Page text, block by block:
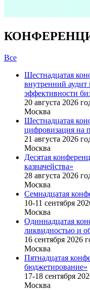
Все
Шестнадцатая
внутренний
эффективности
20 августа 2026
Москва
Шестнадцатая
цифровизация на
21 августа 2026
Москва
Десятая
казначейства»
28 августа 2026
Москва
Семнадцатая
10-11 сентября
Москва
Одиннадцатая
ликвидностью и
16 cентября 2026
Москва
Пятнадцатая
бюджетирование»
17-18 сентября
Москва